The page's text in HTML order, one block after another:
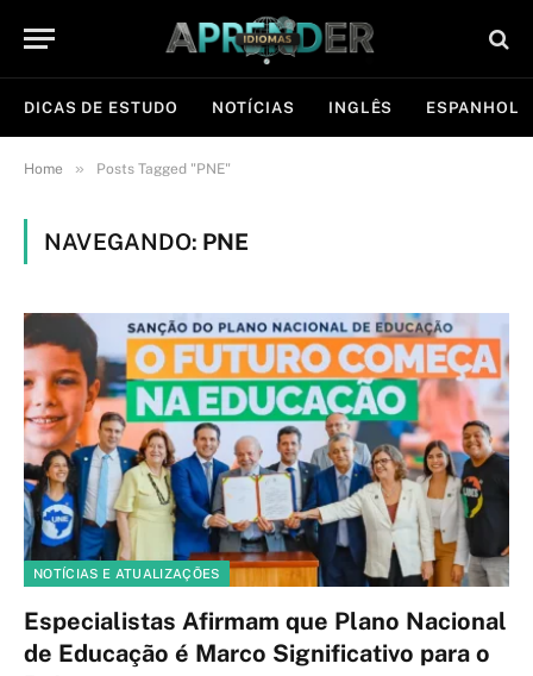
DICAS DE ESTUDO NOTÍCIAS INGLÊS ESPANHOL
Home » Posts Tagged "PNE"
NAVEGANDO: PNE
NOTÍCIAS E ATUALIZAÇÕES
Especialistas Afirmam que Plano Nacional
de Educação é Marco Significativo para o